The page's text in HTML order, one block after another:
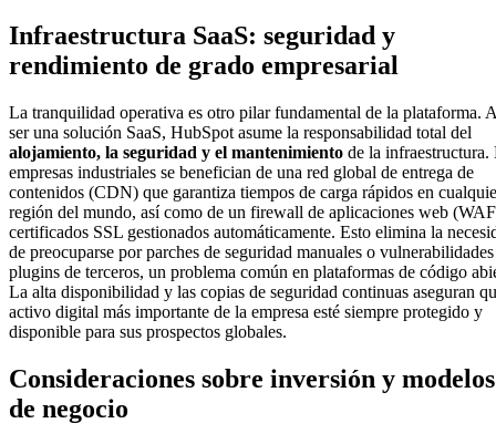
Infraestructura SaaS: seguridad y
rendimiento de grado empresarial
La tranquilidad operativa es otro pilar fundamental de la plataforma.
ser una solución SaaS, HubSpot asume la responsabilidad total del
alojamiento, la seguridad y el mantenimiento de la infraestructura.
empresas industriales se benefician de una red global de entrega de
contenidos (CDN) que garantiza tiempos de carga rápidos en
región del mundo, así como de un firewall de aplicaciones web
certificados SSL gestionados automáticamente. Esto elimina la
de preocuparse por parches de seguridad manuales o
plugins de terceros, un problema común en plataformas de código
La alta disponibilidad y las copias de seguridad continuas aseguran
activo digital más importante de la empresa esté siempre protegido y
disponible para sus prospectos globales.
Consideraciones sobre inversión y modelos
de negocio